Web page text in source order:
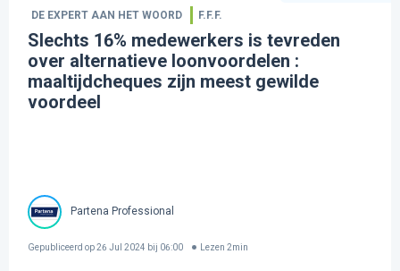
DE EXPERT AAN HET WOORD F.F.F.
Slechts 16% medewerkers is tevreden
over alternatieve loonvoordelen :
maaltijdcheques zijn meest gewilde
voordeel
Partena Professional
Gepubliceerd op26 Jul 2024 bij 06:00 Lezen 2min